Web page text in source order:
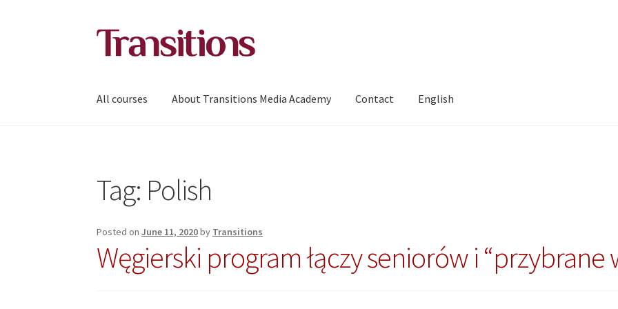
Skip
to
Skip
to
All courses
About Transitions Media Academy Contact English
Tag: Polish
Posted onJune 11, 2020by Transitions
Węgierski program łączy seniorów i “przybrane